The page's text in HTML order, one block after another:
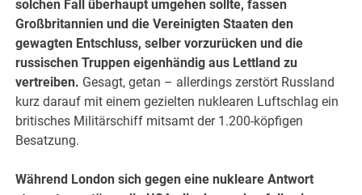
solchen Fall überhaupt umgehen sollte, fassen
Großbritannien und die Vereinigten Staaten den
gewagten Entschluss, selber vorzurücken und die
russischen Truppen eigenhändig aus Lettland zu
vertreiben. Gesagt, getan – allerdings zerstört Russland
kurz darauf mit einem gezielten nuklearen Luftschlag ein
britisches Militärschiff mitsamt der 1.200-köpfigen
Besatzung.
Während London sich gegen eine nukleare Antwort